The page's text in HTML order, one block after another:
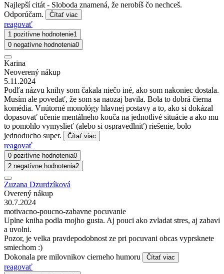
Najlepší citát - Sloboda znamená, že nerobíš čo nechceš.
Odporúčam.
Čítať viac
reagovať
1 pozitívne hodnotenie1
0 negatívne hodnotenia0
Karina
Neoverený nákup
5.11.2024
Podľa názvu knihy som čakala niečo iné, ako som nakoniec dostala.
Musím ale povedať, že som sa naozaj bavila. Bola to dobrá čierna
komédia. Vnútorné monológy hlavnej postavy a to, ako si dokázal
dopasovať učenie mentálneho kouča na jednotlivé situácie a ako mu
to pomohlo vymyslieť (alebo si ospravedlniť) riešenie, bolo
jednoducho super.
Čítať viac
reagovať
0 pozitívne hodnotenia0
2 negatívne hodnotenia2
Zuzana Dzurdzíková
Overený nákup
30.7.2024
motivacno-poucno-zabavne pocuvanie
Uplne kniha podla mojho gusta. Aj pouci ako zvladat stres, aj zabavi
a uvolni.
Pozor, je velka pravdepodobnost ze pri pocuvani obcas vyprsknete
smiechom :)
Dokonala pre milovnikov cierneho humoru
Čítať viac
reagovať